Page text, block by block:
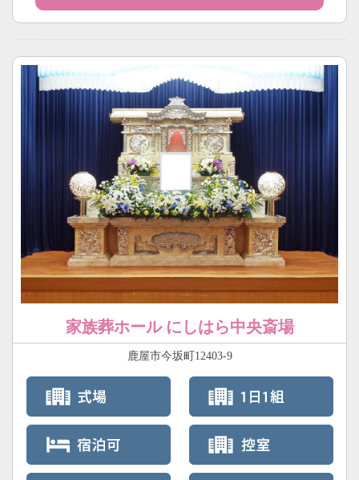
家族葬ホール にしはら中央斎場
鹿屋市今坂町12403-9